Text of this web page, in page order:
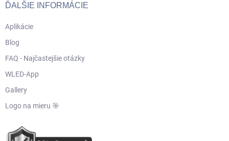
ĎALŠIE INFORMÁCIE
Aplikácie
Blog
FAQ - Najčastejšie otázky
WLED-App
Gallery
Logo na mieru 🎯